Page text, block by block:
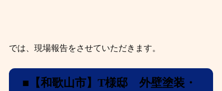
では、現場報告をさせていただきます。
■【和歌山市】T様邸 外壁塗装・